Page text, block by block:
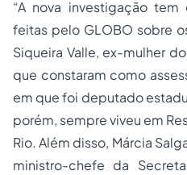
“A nova investigação
feitas pelo GLOBO sobre
Siqueira Valle, ex-mulher
que constaram como
em que foi deputado
porém, sempre viveu em
Rio. Além disso, Márcia
ministro-chefe da